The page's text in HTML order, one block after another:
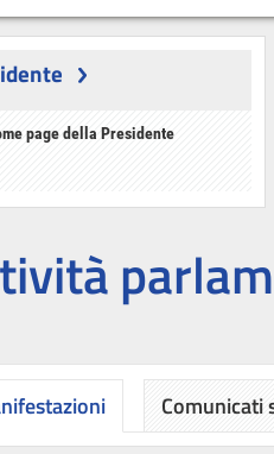
page della Presidente
Comunicati